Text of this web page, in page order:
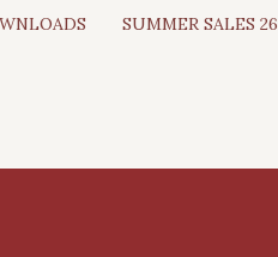
SUMMER SALES 26